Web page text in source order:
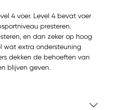
4 voer. Level 4 bevat voer
presteren.
en dan zeker op hoog
wat extra ondersteuning
dekken de behoeften van
blijven geven.